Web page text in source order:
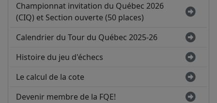
Championnat invitation du Québec 2026
(CIQ) et Section ouverte (50 places)
Calendrier du Tour du Québec 2025-26
Histoire du jeu d'échecs
Le calcul de la cote
Devenir membre de la FQE!